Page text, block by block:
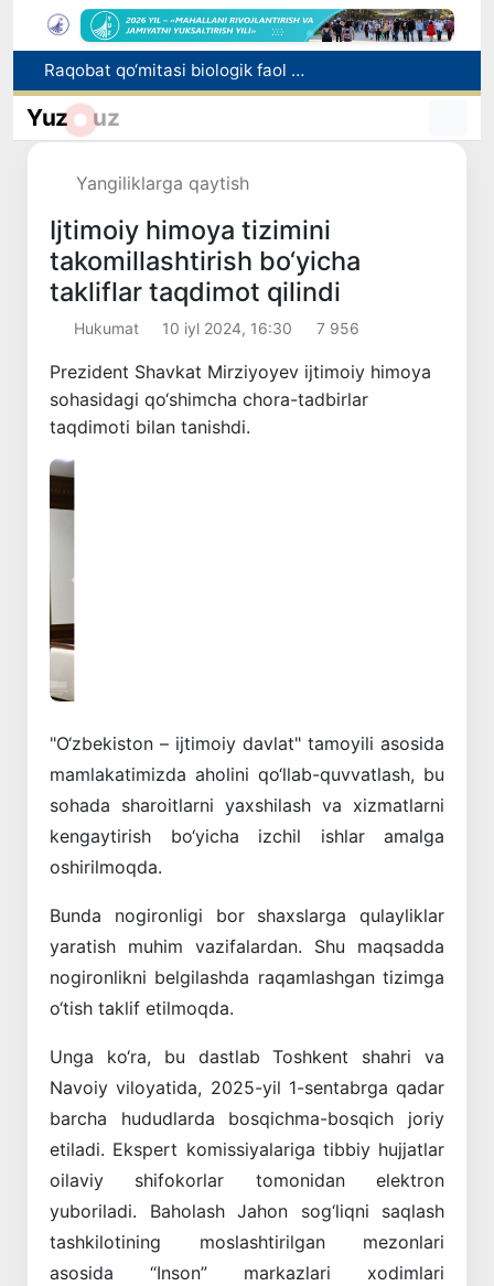
Mahalla bankiri: raqamlar ortidagi insonlar taqdiri
Noqonuniy onlayn-kazinolarni targʻib qilganlikda gumonlanayotgan oʻzbekistonlik bloger xalqaro qidiruvga berildi
Yuz uz
Yangiliklarga qaytish
Ijtimoiy himoya tizimini
takomillashtirish bo‘yicha
takliflar taqdimot qilindi
Hukumat 10 iyl 2024, 16:30 7 956
Prezident Shavkat Mirziyoyev ijtimoiy himoya
sohasidagi qo‘shimcha chora-tadbirlar
taqdimoti bilan tanishdi.
"O‘zbekiston – ijtimoiy davlat" tamoyili asosida
mamlakatimizda aholini qo‘llab-quvvatlash, bu
sohada sharoitlarni yaxshilash va xizmatlarni
kengaytirish bo‘yicha izchil ishlar amalga
oshirilmoqda.
Bunda nogironligi bor shaxslarga qulayliklar
yaratish muhim vazifalardan. Shu maqsadda
nogironlikni belgilashda raqamlashgan tizimga
o‘tish taklif etilmoqda.
Unga ko‘ra, bu dastlab Toshkent shahri va
Navoiy viloyatida, 2025-yil 1-sentabrga qadar
barcha hududlarda bosqichma-bosqich joriy
etiladi. Ekspert komissiyalariga tibbiy hujjatlar
oilaviy shifokorlar tomonidan elektron
yuboriladi. Baholash Jahon sog‘liqni saqlash
tashkilotining moslashtirilgan mezonlari
asosida “Inson” markazlari xodimlari